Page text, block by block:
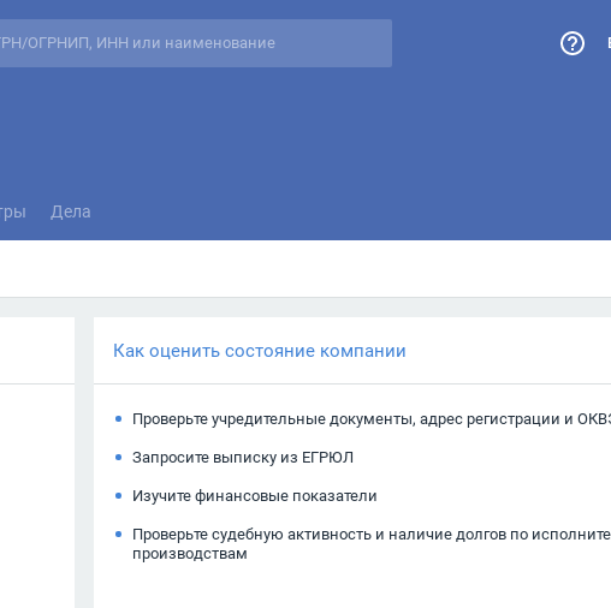
Дела
Как оценить состояние компании
Проверьте учредительные документы, адрес регистрации и
Запросите выписку из ЕГРЮЛ
Изучите финансовые показатели
Проверьте судебную активность и наличие долгов по
производствам